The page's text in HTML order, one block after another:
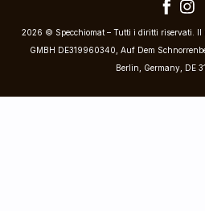
2026 © Specchiomat – Tutti i diritti riservati. Il
GMBH DE319960340, Auf Dem
Berlin, Germany, DE